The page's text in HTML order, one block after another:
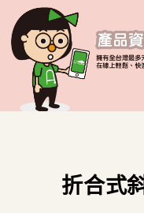
折合式